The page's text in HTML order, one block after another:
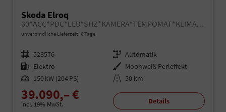
Skoda Elroq
60*ACC*PDC*LED*SHZ*KAMERA*TEMPOMAT*KLIMA*SMARTLINK*EL-HECKKLAPPE*19-ZOLL
unverbindliche Lieferzeit: 6 Tage
Fahrzeugnr. 523576 Getriebe Automatik
Kraftstoff Elektro Außenfarbe Moonweiß Perleffekt
Leistung 150 kW (204 PS) Kilometerstand 50 km
39.090,– €
incl. 19% MwSt. Details